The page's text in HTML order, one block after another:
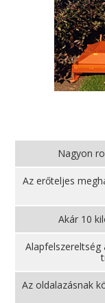
Nagyon
Az erőteljes
Akár 10
Alapfelszereltség
Az oldalazásnak